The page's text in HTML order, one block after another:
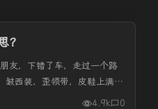
？
友，下错了车，走过一个路
皱西装，歪领带，皮鞋上满是
旁边站着一位女士，不知所措
4.9k 0